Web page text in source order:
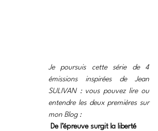
Je poursuis cette série de 4
émissions inspirées de Jean
SULIVAN : vous pouvez lire ou
entendre les deux premières sur
mon Blog :
De l’épreuve surgit la liberté